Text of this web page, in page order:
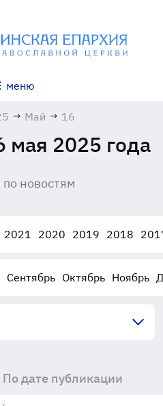
меню
→ Май → 16
мая 2025 года
2021 2020 2019 2018
Сентябрь Октябрь Ноябрь
По дате публикации